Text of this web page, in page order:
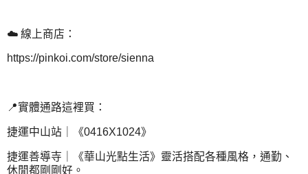
☁️ 線上商店：
https://pinkoi.com/store/sienna
📍實體通路這裡買：
捷運中山站｜《0416X1024》
捷運善導寺｜《華山光點生活》靈活搭配各種風格，通勤、
休閒都剛剛好。